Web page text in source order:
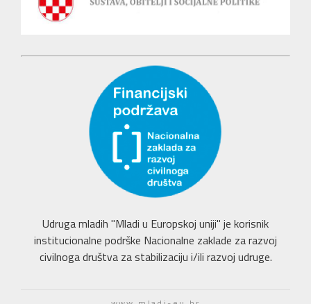
Udruga mladih "Mladi u Europskoj uniji" je korisnik
institucionalne podrške Nacionalne zaklade za razvoj
civilnoga društva za stabilizaciju i/ili razvoj udruge.